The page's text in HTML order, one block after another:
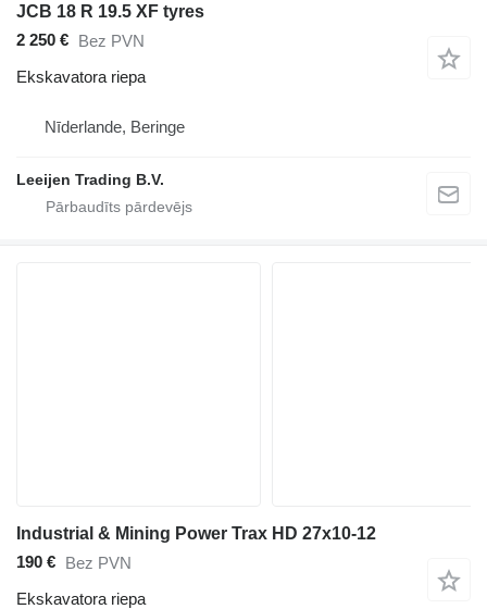
JCB 18 R 19.5 XF tyres
2 250 € Bez PVN
Ekskavatora riepa
Nīderlande, Beringe
Leeijen Trading B.V.
Industrial & Mining Power Trax HD 27x10-12
190 € Bez PVN
Ekskavatora riepa